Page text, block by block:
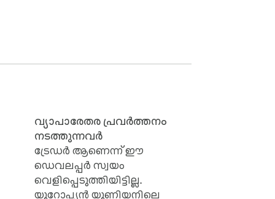
light, dark mode-ുകളിൽ
മറ്റൊരു feed
ഒരു വൃത്തിയായ ഇടത്തിൽ
വ്യാപാരേതര പ്രവർത്തനം
നടത്തുന്നവർ
ട്രേഡർ ആണെന്ന് ഈ
ഡെവലപ്പർ സ്വയം
വെളിപ്പെടുത്തിയിട്ടില്ല.
യൂറോപ്യൻ യൂണിയനിലെ